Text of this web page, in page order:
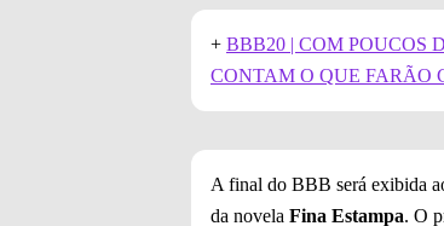
+ BBB20 | COM POUCOS
CONTAM O QUE FARÃO
A final do BBB será exibida
da novela Fina Estampa. O